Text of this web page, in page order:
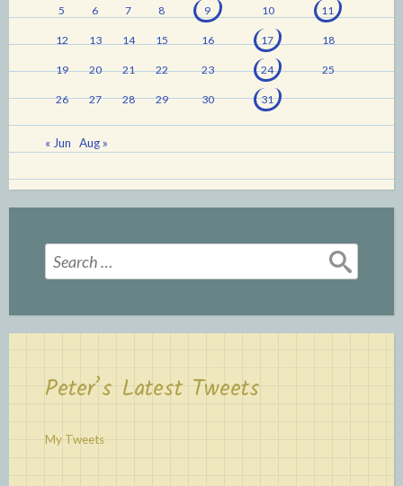
5 6 7 8 9 10 11
12 13 14 15 16 17 18
19 20 21 22 23 24 25
26 27 28 29 30 31
« Jun Aug »
Search
for:
Peter’s Latest Tweets
My Tweets